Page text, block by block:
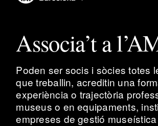
Associa’t a
Poden ser socis i sòcies totes
que treballin, acreditin una
experiència o trajectòria
museus o en equipaments,
empreses de gestió